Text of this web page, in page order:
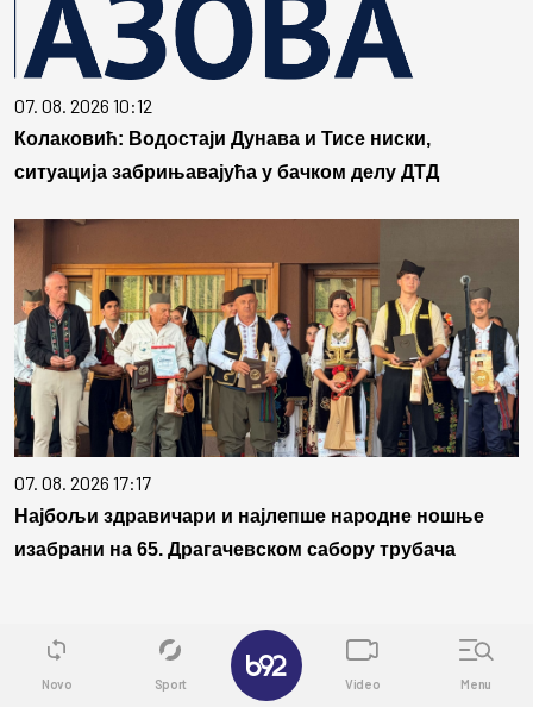
07. 08. 2026 10:12
Колаковић: Водостаји Дунава и Тисе ниски,
ситуација забрињавајућа у бачком делу ДТД
07. 08. 2026 17:17
Најбољи здравичари и најлепше народне ношње
изабрани на 65. Драгачевском сабору трубача
Povezane vesti
Novo Sport Video Menu
✕